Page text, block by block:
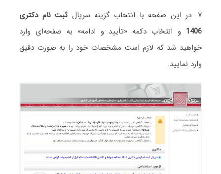
۷. در این صفحه با انتخاب گزینه سریال
ثبت نام دکتری
1406 و انتخاب دکمه «تأیید و ادامه» به صفحه‌ای وارد
خواهید شد که لازم است مشخصات خود را به صورت دقیق
وارد نمایید.